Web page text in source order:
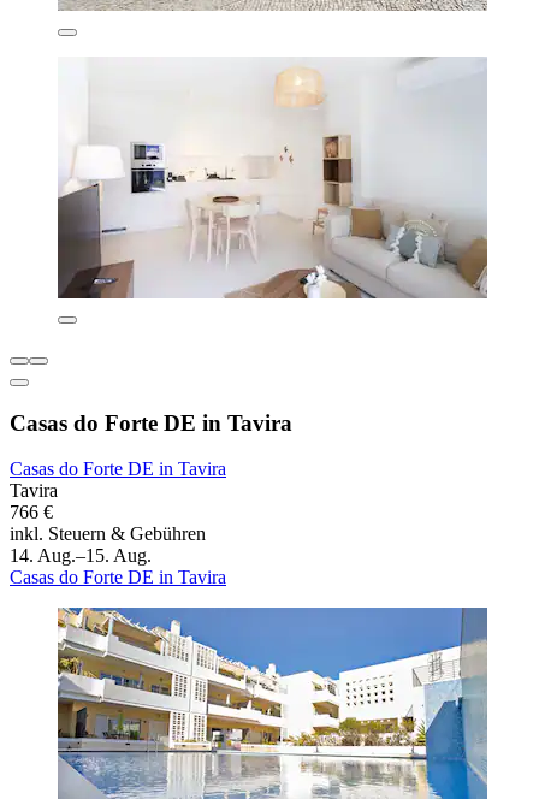
Casas do Forte DE in Tavira
Casas do Forte DE in Tavira
Tavira
766 €
inkl. Steuern & Gebühren
14. Aug.–15. Aug.
Casas do Forte DE in Tavira